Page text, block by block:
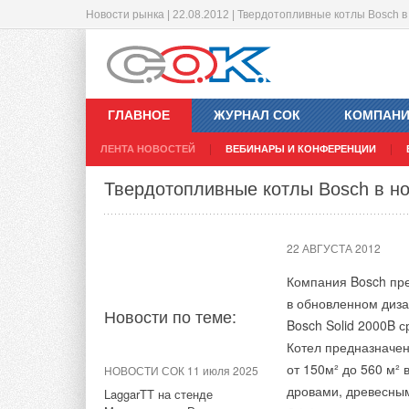
Новости рынка | 22.08.2012 | Твердотопливные котлы Bosch
ГЛАВНОЕ
ЛЕНТА НОВОСТЕЙ ВЕБИНАРЫ И КОНФЕРЕНЦИИ
ЖУРНАЛ СОК
Твердотопливные котлы Bosch в
22 АВГУСТА 2012
Новости по теме:
НОВОСТИ СОК 11 июля 2025
LaggarTT на стенде
Компания Bosch
в обновленном
Bosch Solid 2000B
Котел
от 150м² до 560 м²
дровами,
Содействие строительству в ЕС
21 АВГУСТА 2012
Новости по теме:
Европейская
развитию
и устойчивого
строительстве и
Тем не менее,
которые могут
Поэтому большой
энергопотребления.
ООН требует больше
20 АВГУСТА 2012
Новости по теме:
Инициативная
All) ставит своей
стремится группа
Проблема в том,
модернизация, а
мере воплотить
Результаты